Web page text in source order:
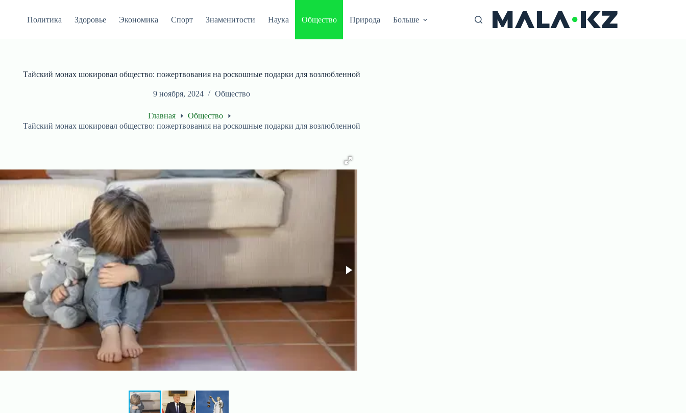
Политика Здоровье Экономика Спорт Знаменитости Наука Общество Природа Больше
Тайский монах шокировал общество: пожертвования на роскошные подарки для возлюбленной
9 ноября, 2024 Общество
Главная
Общество
Тайский монах шокировал общество: пожертвования на роскошные подарки для возлюбленной